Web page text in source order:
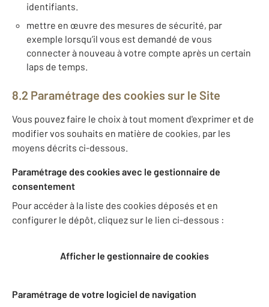
identifiants.
mettre en œuvre des mesures de sécurité, par
exemple lorsqu’il vous est demandé de vous
connecter à nouveau à votre compte après un certain
laps de temps.
8.2 Paramétrage des cookies sur le Site
Vous pouvez faire le choix à tout moment d'exprimer et de
modifier vos souhaits en matière de cookies, par les
moyens décrits ci-dessous.
Paramétrage des cookies avec le gestionnaire de
consentement
Pour accéder à la liste des cookies déposés et en
configurer le dépôt, cliquez sur le lien ci-dessous :
Afficher le gestionnaire de cookies
Paramétrage de votre logiciel de navigation